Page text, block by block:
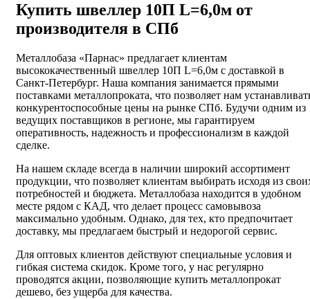
Купить швеллер 10П L=6,0м от
производителя в СПб
Металлобаза «Парнас» предлагает клиентам
высококачественный швеллер 10П L=6,0м с доставкой в
Санкт-Петербург. Наша компания занимается прямыми
поставками металлопроката, что позволяет нам
конкурентоспособные цены на рынке СПб. Будучи одним из
ведущих поставщиков в регионе, мы гарантируем
оперативность, надежность и профессионализм в каждой
сделке.
На нашем складе всегда в наличии широкий ассортимент
продукции, что позволяет клиентам выбирать исходя из
потребностей и бюджета. Металлобаза находится в удобном
месте рядом с КАД, что делает процесс самовывоза
максимально удобным. Однако, для тех, кто предпочитает
доставку, мы предлагаем быстрый и недорогой сервис.
Для оптовых клиентов действуют специальные условия и
гибкая система скидок. Кроме того, у нас регулярно
проводятся акции, позволяющие купить металлопрокат
дешево, без ущерба для качества.